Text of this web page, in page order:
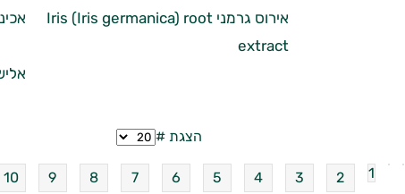
אירוס גרמני Iris (Iris germanica) root
extract
הצגת #
1
2
3
4
5
6
7
8
9
10